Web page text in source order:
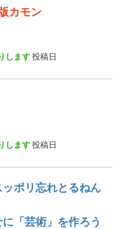
カモン
します 投稿日
します 投稿日
ッポリ忘れとるねん
「芸術」を作ろう